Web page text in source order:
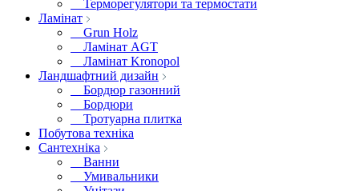
Терморегулятори та термостати
Ламінат
Grun Holz
Ламінат AGT
Ламінат Kronopol
Ландшафтний дизайн
Бордюр газонний
Бордюри
Тротуарна плитка
Побутова техніка
Сантехніка
Ванни
Умивальники